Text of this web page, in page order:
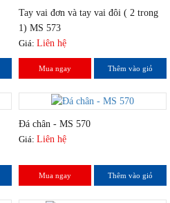
Tay vai đơn và tay vai đôi ( 2 trong
1) MS 573
Giá: Liên hệ
Mua ngay Thêm vào giỏ
Đá chân - MS 570
Giá: Liên hệ
Mua ngay Thêm vào giỏ